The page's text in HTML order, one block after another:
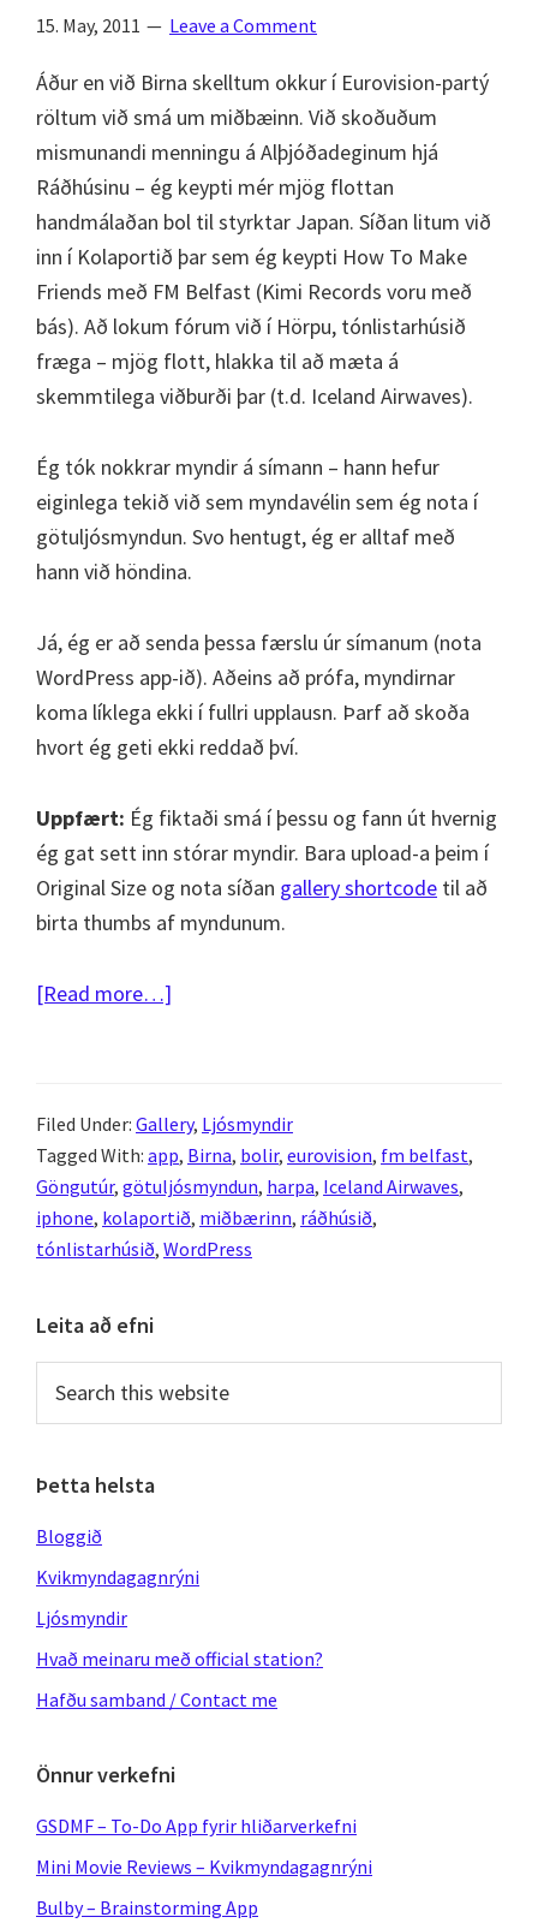
15. May, 2011 Leave a Comment
Áður en við Birna skelltum okkur í Eurovision-partý
röltum við smá um miðbæinn. Við skoðuðum
mismunandi menningu á Alþjóðadeginum hjá
Ráðhúsinu – ég keypti mér mjög flottan
handmálaðan bol til styrktar Japan. Síðan litum við
inn í Kolaportið þar sem ég keypti How To Make
Friends með FM Belfast (Kimi Records voru með
bás). Að lokum fórum við í Hörpu, tónlistarhúsið
fræga – mjög flott, hlakka til að mæta á
skemmtilega viðburði þar (t.d. Iceland Airwaves).
Ég tók nokkrar myndir á símann – hann hefur
eiginlega tekið við sem myndavélin sem ég nota í
götuljósmyndun. Svo hentugt, ég er alltaf með
hann við höndina.
Já, ég er að senda þessa færslu úr símanum (nota
WordPress app-ið). Aðeins að prófa, myndirnar
koma líklega ekki í fullri upplausn. Þarf að skoða
hvort ég geti ekki reddað því.
Uppfært: Ég fiktaði smá í þessu og fann út hvernig
ég gat sett inn stórar myndir. Bara upload-a þeim í
Original Size og nota síðan gallery shortcode til að
birta thumbs af myndunum.
[Read more…]
14.5.2011
Filed Under: Gallery, Ljósmyndir
Tagged With: app, Birna, bolir, eurovision, fm belfast,
Göngutúr, götuljósmyndun, harpa, Iceland Airwaves,
iphone, kolaportið, miðbærinn, ráðhúsið,
tónlistarhúsið, WordPress
Primary
Sidebar
Leita að efni
this
Þetta helsta
Bloggið
Kvikmyndagagnrýni
Ljósmyndir
Hvað meinaru með official station?
Hafðu samband / Contact me
Önnur verkefni
GSDMF – To-Do App fyrir hliðarverkefni
Mini Movie Reviews – Kvikmyndagagnrýni
Bulby – Brainstorming App